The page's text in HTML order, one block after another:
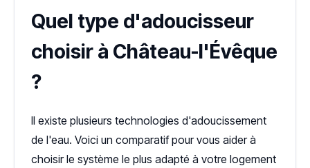
Quel type d'adoucisseur
choisir à Château-l'Évêque
?
Il existe plusieurs technologies d'adoucissement
de l'eau. Voici un comparatif pour vous aider à
choisir le système le plus adapté à votre logement